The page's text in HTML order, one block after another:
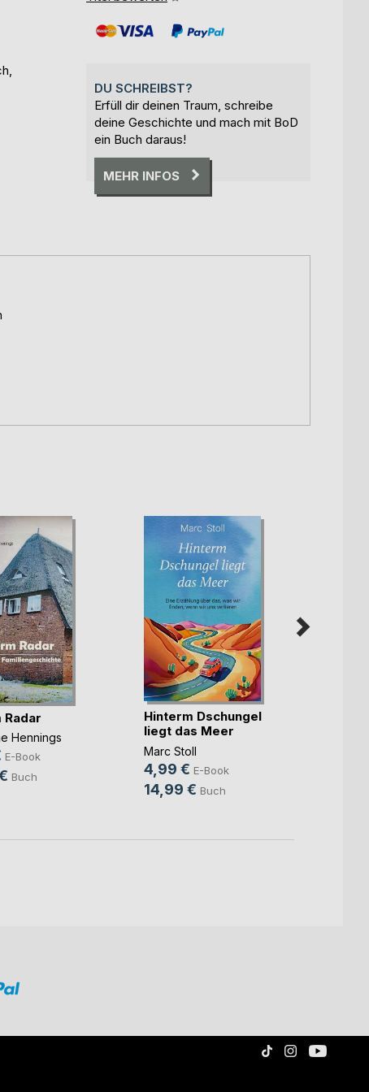
DU SCHREIBST?
Erfüll dir deinen Traum, schreibe
deine Geschichte und mach mit BoD
ein Buch daraus!
MEHR INFOS
Radar
Hennings
E-Book
Buch
Hinterm Dschungel
liegt das Meer
Marc Stoll
4,99 € E-Book
14,99 € Buch